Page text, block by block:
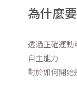
為什麼
透過正確運動
自主能力
對於如何開始